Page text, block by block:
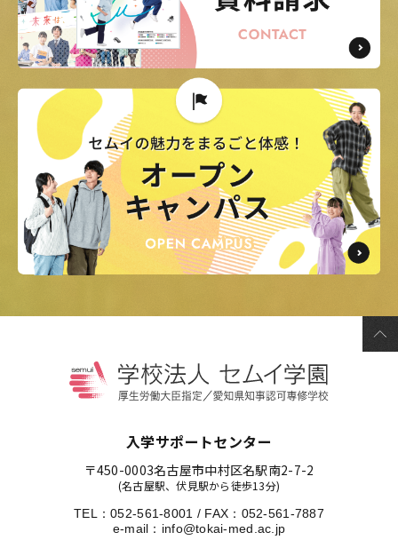
入学サポートセンター
〒450-0003名古屋市中村区名駅南2-7-2
(名古屋駅、伏見駅から徒歩13分)
TEL：052-561-8001 / FAX：052-561-7887
e-mail： info@tokai-med.ac.jp